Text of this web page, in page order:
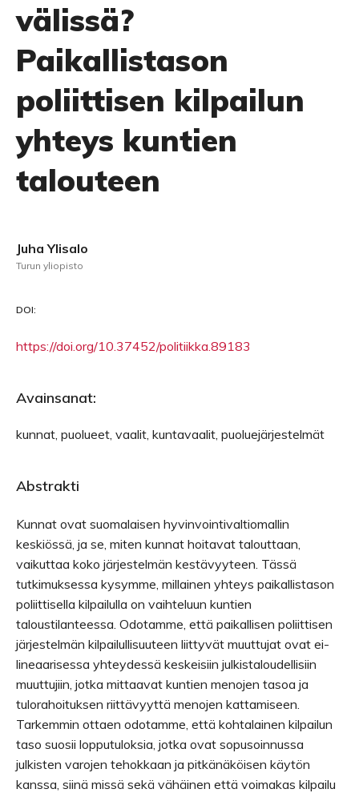
välissä?
Paikallistason
poliittisen kilpailun
yhteys kuntien
talouteen
Juha Ylisalo
Turun yliopisto
DOI:
https://doi.org/10.37452/politiikka.89183
Avainsanat:
kunnat, puolueet, vaalit, kuntavaalit, puoluejärjestelmät
Abstrakti
Kunnat ovat suomalaisen hyvinvointivaltiomallin
keskiössä, ja se, miten kunnat hoitavat talouttaan,
vaikuttaa koko järjestelmän kestävyyteen. Tässä
tutkimuksessa kysymme, millainen yhteys paikallistason
poliittisella kilpailulla on vaihteluun kuntien
taloustilanteessa. Odotamme, että paikallisen poliittisen
järjestelmän kilpailullisuuteen liittyvät muuttujat ovat ei-
lineaarisessa yhteydessä keskeisiin julkistaloudellisiin
muuttujiin, jotka mittaavat kuntien menojen tasoa ja
tulorahoituksen riittävyyttä menojen kattamiseen.
Tarkemmin ottaen odotamme, että kohtalainen kilpailun
taso suosii lopputuloksia, jotka ovat sopusoinnussa
julkisten varojen tehokkaan ja pitkänäköisen käytön
kanssa, siinä missä sekä vähäinen että voimakas kilpailu